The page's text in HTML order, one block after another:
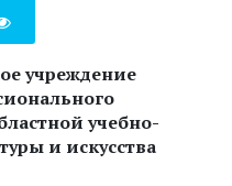
учреждение
учебно-
и искусства